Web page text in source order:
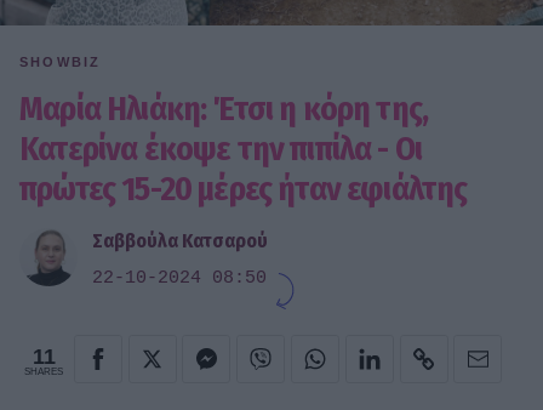
SHOWBIZ
Μαρία Ηλιάκη: Έτσι η κόρη της,
Κατερίνα έκοψε την πιπίλα - Οι
πρώτες 15-20 μέρες ήταν εφιάλτης
Σαββούλα Κατσαρού
22-10-2024 08:50
11
SHARES